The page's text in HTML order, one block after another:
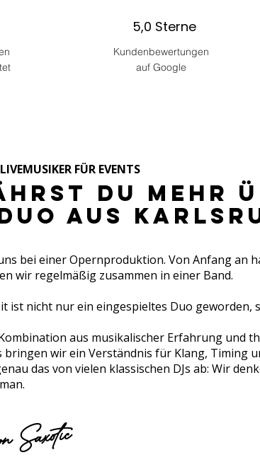
5,0 Sterne
Kundenbewertungen
auf Google
FÜR EVENTS
du mehr
AUS
bei einer Opernproduktion. Von Anfang an
wir regelmäßig zusammen in einer Band.
ist nicht nur ein eingespieltes Duo geworden,
aus musikalischer Erfahrung und
bringen wir ein Verständnis für Klang, Timing
das von vielen klassischen DJs ab: Wir
Saxotic